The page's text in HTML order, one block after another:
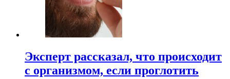
Эксперт рассказал, что происходит
с организмом, если проглотить